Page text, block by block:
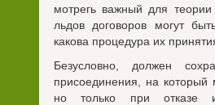
мотрегь важный для
льдов договоров могут
какова процедура их
Безусловно, должен
присоединения, на
но только при отказе